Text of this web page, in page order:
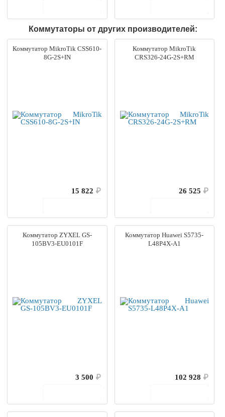
Коммутаторы от других производителей:
Коммутатор MikroTik CSS610-
8G-2S+IN
15 822 ₽
Коммутатор MikroTik
CRS326-24G-2S+RM
26 525 ₽
Коммутатор ZYXEL GS-
105BV3-EU0101F
3 500 ₽
Коммутатор Huawei S5735-
L48P4X-A1
102 928 ₽